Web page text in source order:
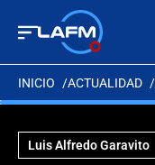
INICIO ACTUALIDAD
Luis Alfredo Garavito